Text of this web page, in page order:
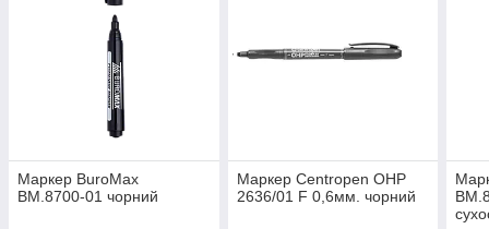
Маркер BuroMax
BM.8700-01 чорний
Маркер Centropen OHP
2636/01 F 0,6мм. чорний